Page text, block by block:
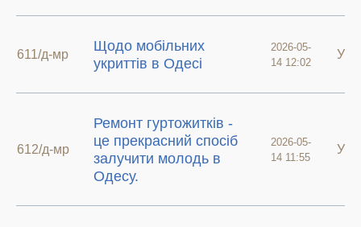
611/д-мр
Щодо мобільних
укриттів в Одесі
2026-05-
14 12:02
У
612/д-мр
Ремонт гуртожитків -
це прекрасний спосіб
залучити молодь в
Одесу.
2026-05-
14 11:55
У